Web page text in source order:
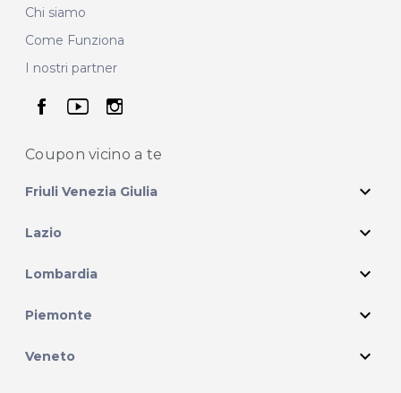
Chi siamo
Come Funziona
I nostri partner
seguici su facebook
seguici su youtube
seguici su instagram
Coupon vicino a te
Friuli Venezia Giulia expand_more
Lazio expand_more
Lombardia expand_more
Piemonte expand_more
Veneto expand_more